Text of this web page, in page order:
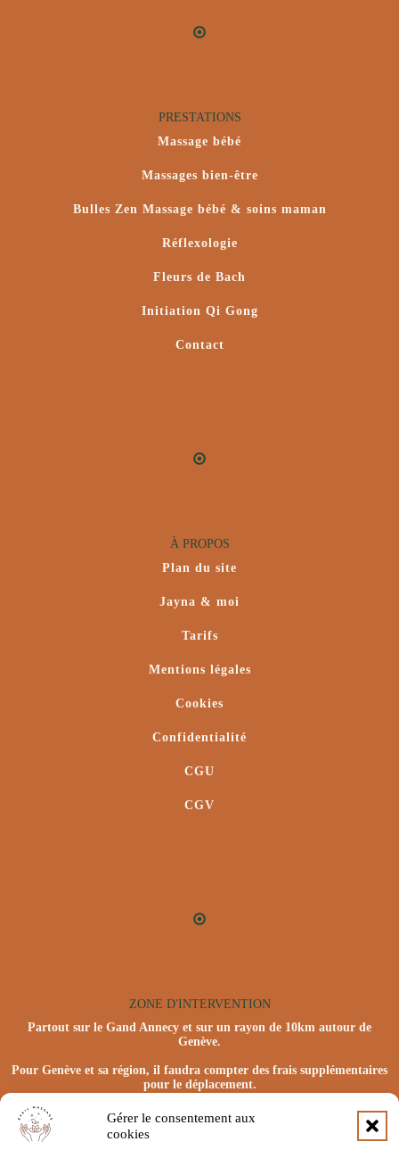
Gérer le consentement aux
cookies
PRESTATIONS
Massage bébé
Massages bien-être
Bulles Zen Massage bébé & soins maman
Réflexologie
Fleurs de Bach
Initiation Qi Gong
Contact
À PROPOS
Plan du site
Jayna & moi
Tarifs
Mentions légales
Cookies
Confidentialité
CGU
CGV
ZONE D'INTERVENTION
Partout sur le Gand Annecy et sur un rayon de 10km autour de
Genève.
Pour Genève et sa région, il faudra compter des frais supplémentaires
pour le déplacement.